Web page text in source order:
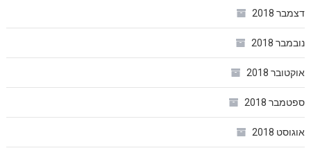
דצמבר 2018
נובמבר 2018
אוקטובר 2018
ספטמבר 2018
אוגוסט 2018